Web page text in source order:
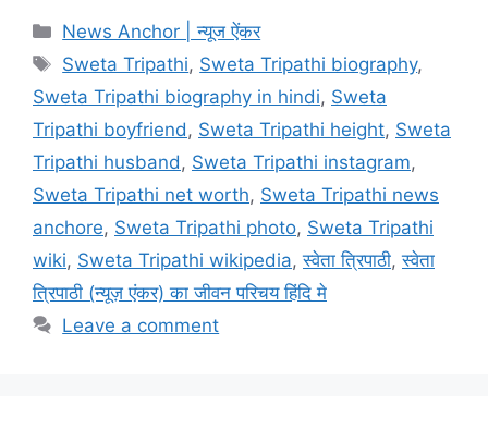
Categories
News Anchor | न्यूज ऐंकर
Tags
Sweta Tripathi, Sweta Tripathi biography,
Sweta Tripathi biography in hindi, Sweta
Tripathi boyfriend, Sweta Tripathi height, Sweta
Tripathi husband, Sweta Tripathi instagram,
Sweta Tripathi net worth, Sweta Tripathi news
anchore, Sweta Tripathi photo, Sweta Tripathi
wiki, Sweta Tripathi wikipedia,स्वेता त्रिपाठी,स्वेता
त्रिपाठी (न्यूज़ एंकर) का जीवन परिचय हिंदि मे
Leave a comment